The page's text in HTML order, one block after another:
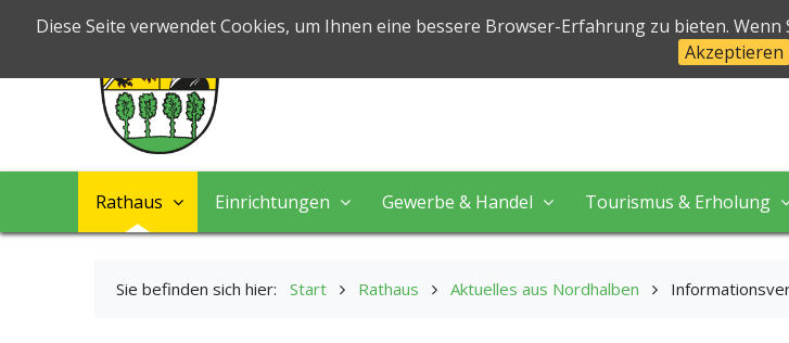
Diese Seite verwendet Cookies, um Ihnen eine bessere Browser-Erfahrung zu bieten.
Akzeptieren
Markt Nordhalben
Leben & Arbeiten in perfekter Natur!
Rathaus Einrichtungen Gewerbe & Handel Tourismus & Erholung
Sie befinden sich hier: Start Rathaus Aktuelles aus Nordhalben